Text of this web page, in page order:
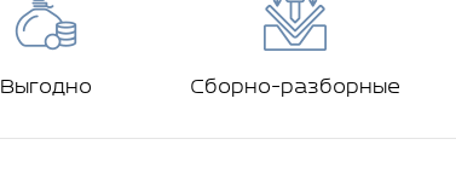
Выгодно Сборно-разборные